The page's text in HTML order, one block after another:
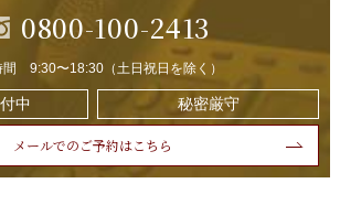
0800-100-2413
間 9:30〜18:30（土日祝日を除く）
中 秘密厳守
メールでのご予約はこちら